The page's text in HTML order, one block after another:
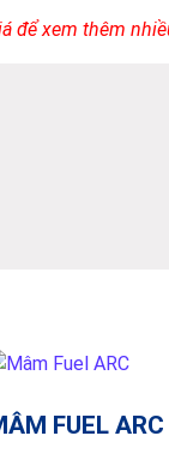
để xem thêm
FUEL ARC